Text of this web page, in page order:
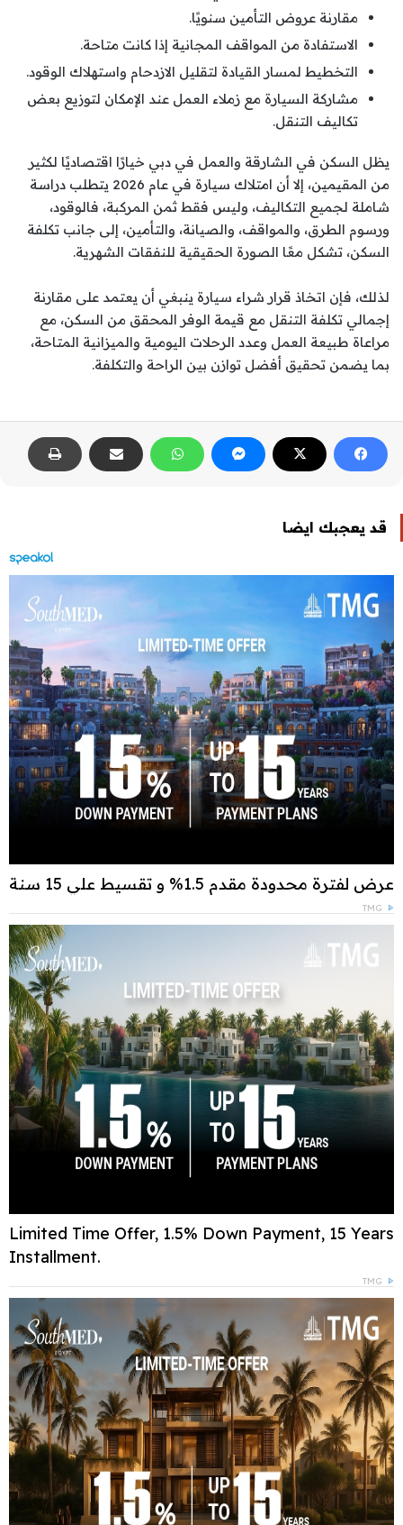
مقارنة عروض التأمين سنويًا.
الاستفادة من المواقف المجانية إذا كانت متاحة.
التخطيط لمسار القيادة لتقليل الازدحام واستهلاك الوقود.
مشاركة السيارة مع زملاء العمل عند الإمكان لتوزيع بعض
تكاليف التنقل.
يظل السكن في الشارقة والعمل في دبي خيارًا اقتصاديًا لكثير
من المقيمين، إلا أن امتلاك سيارة في عام 2026 يتطلب دراسة
شاملة لجميع التكاليف، وليس فقط ثمن المركبة، فالوقود،
ورسوم الطرق، والمواقف، والصيانة، والتأمين، إلى جانب تكلفة
السكن، تشكل معًا الصورة الحقيقية للنفقات الشهرية.
لذلك، فإن اتخاذ قرار شراء سيارة ينبغي أن يعتمد على مقارنة
إجمالي تكلفة التنقل مع قيمة الوفر المحقق من السكن، مع
مراعاة طبيعة العمل وعدد الرحلات اليومية والميزانية المتاحة،
بما يضمن تحقيق أفضل توازن بين الراحة والتكلفة.
قد يعجبك ايضا
عرض لفترة محدودة مقدم 1.5% و تقسيط علي 15 سنة
TMG
Limited Time Offer, 1.5% Down Payment, 15 Years
Installment.
TMG